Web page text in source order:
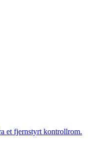
et fjernstyrt kontrollrom.